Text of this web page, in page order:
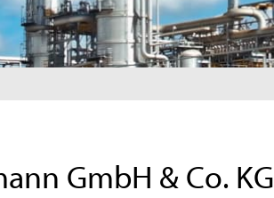
GmbH & Co. KG